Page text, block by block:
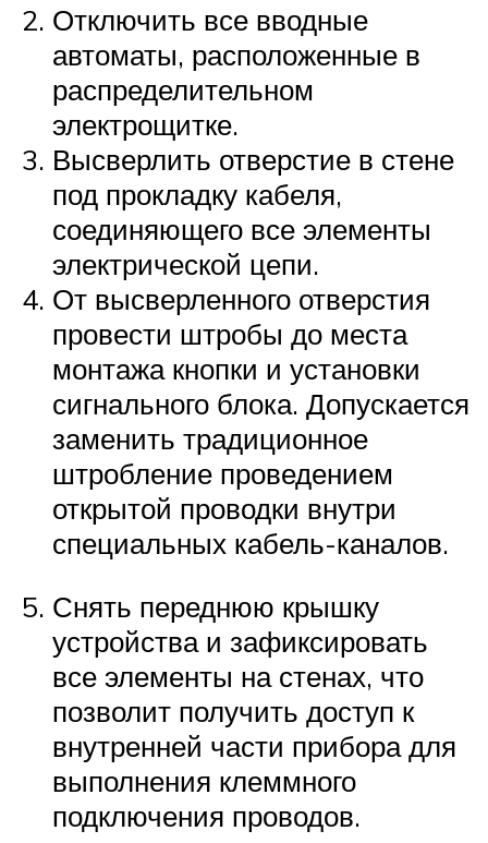
Отключить все вводные
автоматы, расположенные в
распределительном
электрощитке.
Высверлить отверстие в стене
под прокладку кабеля,
соединяющего все элементы
электрической цепи.
От высверленного отверстия
провести штробы до места
монтажа кнопки и установки
сигнального блока. Допускается
заменить традиционное
штробление проведением
открытой проводки внутри
специальных кабель-каналов.
Снять переднюю крышку
устройства и зафиксировать
все элементы на стенах, что
позволит получить доступ к
внутренней части прибора для
выполнения клеммного
подключения проводов.